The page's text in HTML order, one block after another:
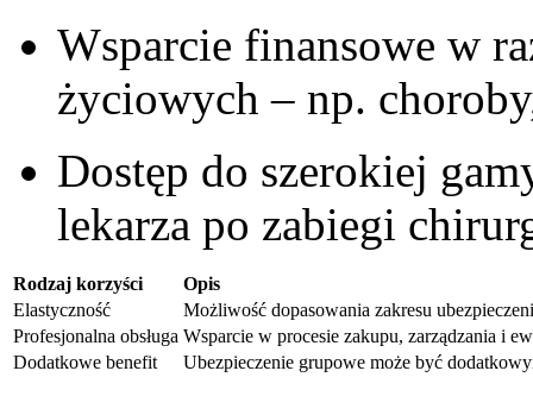
Wsparcie finansowe w
życiowych – ⁣np.
Dostęp do szerokiej
lekarza po zabiegi
Rodzaj korzyści
Opis
Elastyczność
Możliwość dopasowania zakresu
Profesjonalna obsługa Wsparcie‍ w⁤ procesie zakupu, zarządzania i
Dodatkowe benefit
Ubezpieczenie grupowe może być